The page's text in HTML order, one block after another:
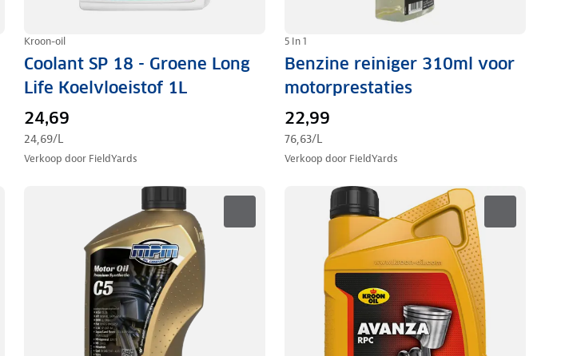
Kroon-oil
Coolant SP 18 - Groene Long
Life Koelvloeistof 1L
24,69
24,69/L
Verkoop door FieldYards
5 In 1
Benzine reiniger 310ml voor
motorprestaties
22,99
76,63/L
Verkoop door FieldYards